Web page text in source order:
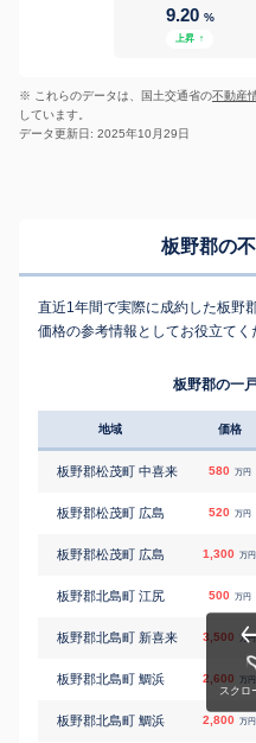
9.20 %
上昇 ↑
※ これらのデータは、国土交通省の不動産
しています。
データ更新日: 2025年10月29日
板野郡の
直近1年間で実際に成約した板野
価格の参考情報としてお役立てく
板野郡の一
地域 価格
板野郡松茂町 中喜来 580 万円
板野郡松茂町 広島 520 万円
板野郡松茂町 広島 1,300 万円
板野郡北島町 江尻 500 万円
板野郡北島町 新喜来 3,500 万円
板野郡北島町 鯛浜 2,600 万円
板野郡北島町 鯛浜 2,800 万円